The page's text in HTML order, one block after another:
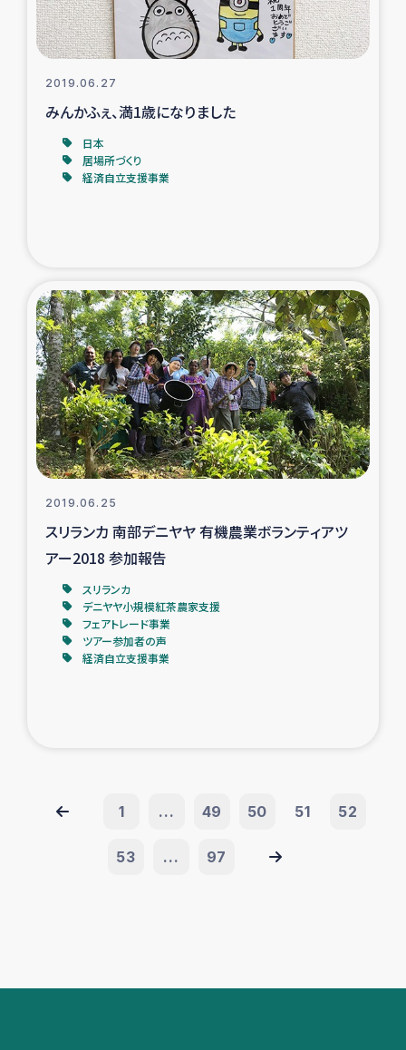
2019.06.27
みんかふぇ、満1歳になりました
日本
居場所づくり
経済自立支援事業
2019.06.25
スリランカ 南部デニヤヤ 有機農業ボランティアツ
アー2018 参加報告
スリランカ
デニヤヤ小規模紅茶農家支援
フェアトレード事業
ツアー参加者の声
経済自立支援事業
1 ... 49 50 51 52
53 ... 97